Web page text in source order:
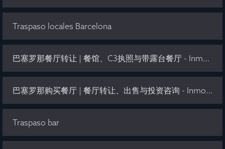
Traspaso locales Barcelona
巴塞罗那餐厅转让 | 餐馆、C3执照与带露台餐厅 - Inmo Olaya
巴塞罗那购买餐厅 | 餐厅转让、出售与投资咨询 - Inmo Olaya
Traspaso bar